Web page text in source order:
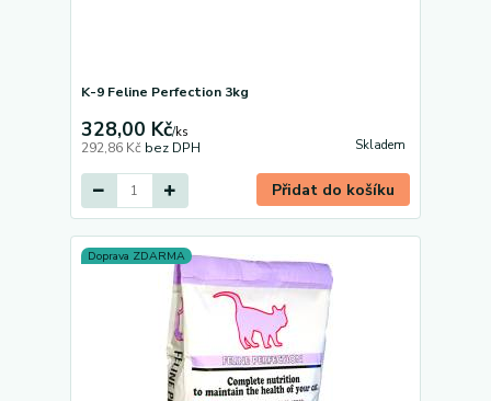
K-9 Feline Perfection 3kg
328,00 Kč/ks
292,86 Kč bez DPH Skladem
Přidat do košíku
Doprava ZDARMA